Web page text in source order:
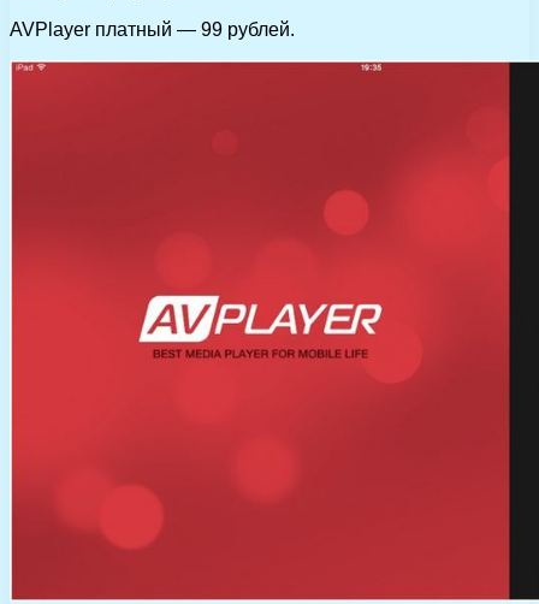
AVPlayer платный — 99 рублей.